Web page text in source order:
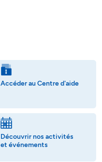
Accéder au Centre d'aide
Découvrir nos activités
et événements